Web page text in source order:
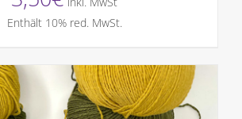
Enthält 10% red. MwSt.